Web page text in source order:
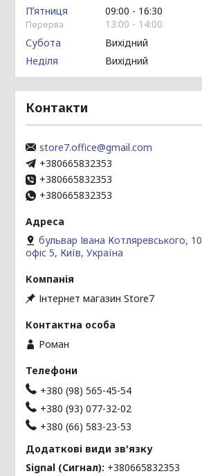
Пʼятниця
09:00
16:30
13:00
14:00
Субота
Вихідний
Неділя
Вихідний
Контакти
store7.office@gmail.com
+380665832353
+380665832353
+380665832353
бульвар Івана Котляревського, 10
офіс 5, Київ, Україна
Інтернет магазин Store7
Роман
+380 (98) 565-45-54
+380 (93) 077-32-02
+380 (66) 583-23-53
Signal (Сигнал) +380665832353